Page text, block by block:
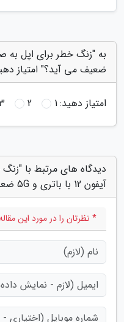
ضعیف می آید؟" امتیاز
امتیاز دهید:1
2
دیدگاه های مرتبط با
آیفون 12 با باتری و 5G ضعیف می آید؟"
* نظرتان را در مورد این